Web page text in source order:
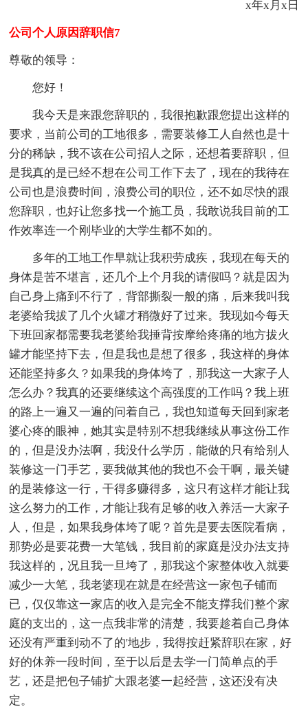
x年x月x日
公司个人原因辞职信7
尊敬的领导：
您好！
我今天是来跟您辞职的，我很抱歉跟您提出这样的
要求，当前公司的工地很多，需要装修工人自然也是十
分的稀缺，我不该在公司招人之际，还想着要辞职，但
是我真的是已经不想在公司工作下去了，现在的我待在
公司也是浪费时间，浪费公司的职位，还不如尽快的跟
您辞职，也好让您多找一个施工员，我敢说我目前的工
作效率连一个刚毕业的大学生都不如的。
多年的工地工作早就让我积劳成疾，我现在每天的
身体是苦不堪言，还几个上个月我的请假吗？就是因为
自己身上痛到不行了，背部撕裂一般的痛，后来我叫我
老婆给我拔了几个火罐才稍微好了过来。我现如今每天
下班回家都需要我老婆给我捶背按摩给疼痛的地方拔火
罐才能坚持下去，但是我也是想了很多，我这样的身体
还能坚持多久？如果我的身体垮了，那我这一大家子人
怎么办？我真的还要继续这个高强度的工作吗？我上班
的路上一遍又一遍的问着自己，我也知道每天回到家老
婆心疼的眼神，她其实是特别不想我继续从事这份工作
的，但是没办法啊，我没什么学历，能做的只有给别人
装修这一门手艺，要我做其他的我也不会干啊，最关键
的是装修这一行，干得多赚得多，这只有这样才能让我
这么努力的工作，才能让我有足够的收入养活一大家子
人，但是，如果我身体垮了呢？首先是要去医院看病，
那势必是要花费一大笔钱，我目前的家庭是没办法支持
我这样的，况且我一旦垮了，那我这个家整体收入就要
减少一大笔，我老婆现在就是在经营这一家包子铺而
已，仅仅靠这一家店的收入是完全不能支撑我们整个家
庭的支出的，这一点我非常的清楚，我要趁着自己身体
还没有严重到动不了的'地步，我得按赶紧辞职在家，好
好的休养一段时间，至于以后是去学一门简单点的手
艺，还是把包子铺扩大跟老婆一起经营，这还没有决
定。